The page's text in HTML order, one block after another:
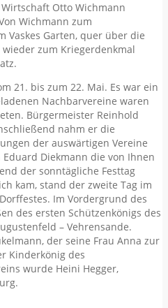
Otto Wichmann
Wichmann zum
Vaskes Garten, quer über die
zum Kriegerdenkmal
21. bis zum 22. Mai. Es war ein
Nachbarvereine waren
Bürgermeister Reinhold
nahm er die
der auswärtigen Vereine
Diekmann die von Ihnen
der sonntägliche Festtag
kam, stand der zweite Tag im
Im Vordergrund des
des ersten Schützenkönigs des
– Vehrensande.
der seine Frau Anna zur
Kinderkönig des
wurde Heini Hegger,